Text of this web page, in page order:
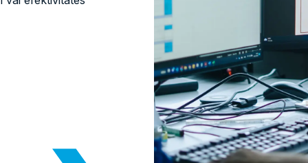
Nozaru references
Spare part kits for water applications